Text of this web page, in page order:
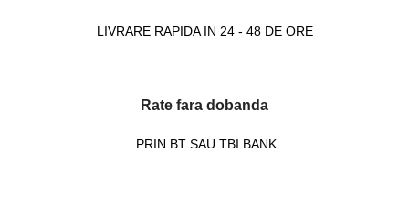
LIVRARE RAPIDA IN 24 - 48 DE ORE
Rate fara dobanda
PRIN BT SAU TBI BANK